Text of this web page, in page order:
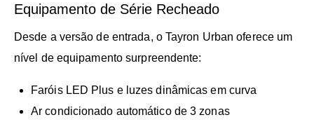
Equipamento de Série Recheado
Desde a versão de entrada, o Tayron Urban oferece um
nível de equipamento surpreendente:
Faróis LED Plus e luzes dinâmicas em curva
Ar condicionado automático de 3 zonas